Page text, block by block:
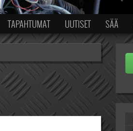
TAPAHTUMAT UUTISET SÄÄ